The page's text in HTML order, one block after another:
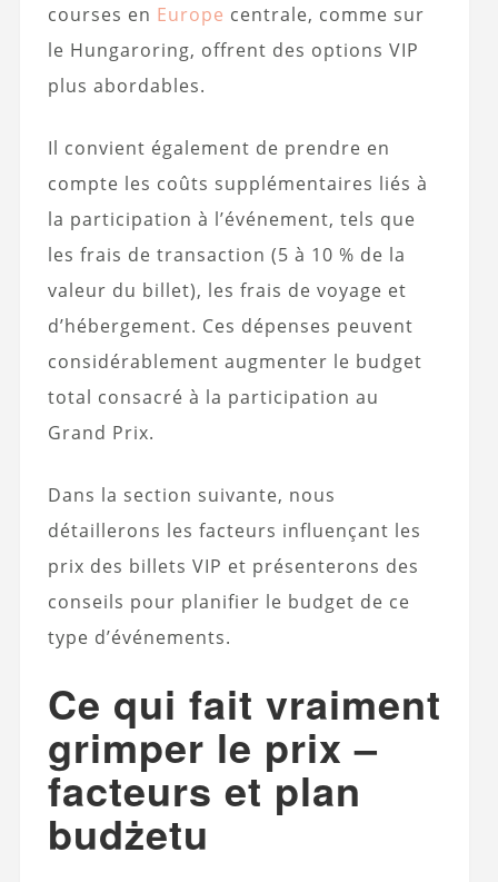
courses en Europe centrale, comme sur
le Hungaroring, offrent des options VIP
plus abordables.
Il convient également de prendre en
compte les coûts supplémentaires liés à
la participation à l’événement, tels que
les frais de transaction (5 à 10 % de la
valeur du billet), les frais de voyage et
d’hébergement. Ces dépenses peuvent
considérablement augmenter le budget
total consacré à la participation au
Grand Prix.
Dans la section suivante, nous
détaillerons les facteurs influençant les
prix des billets VIP et présenterons des
conseils pour planifier le budget de ce
type d’événements.
Ce qui fait vraiment
grimper le prix –
facteurs et plan
budżetu